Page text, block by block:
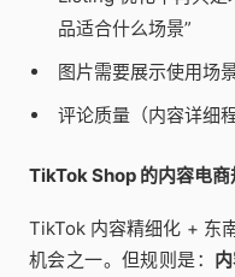
品适合什么场景”
图片需要展示使用场
评论质量（内容详细
TikTok Shop 的内容电商
TikTok 内容精细化 + 东
机会之一。但规则是：